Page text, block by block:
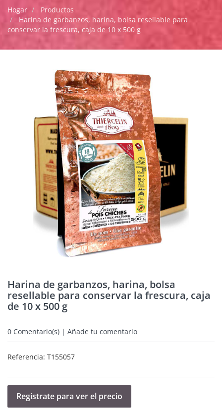
Hogar
Productos
Harina de garbanzos, harina, bolsa resellable para
conservar la frescura, caja de 10 x 500 g
Harina de garbanzos, harina, bolsa
resellable para conservar la frescura, caja
de 10 x 500 g
0 Comentario(s) | Añade tu comentario
Referencia: T155057
Registrate para ver el precio